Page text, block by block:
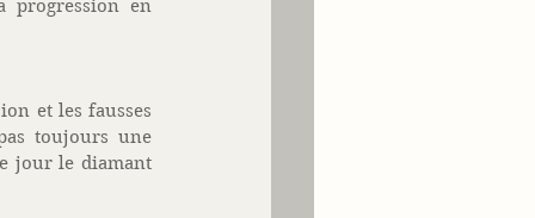
progression en
et les fausses
toujours une
jour le diamant